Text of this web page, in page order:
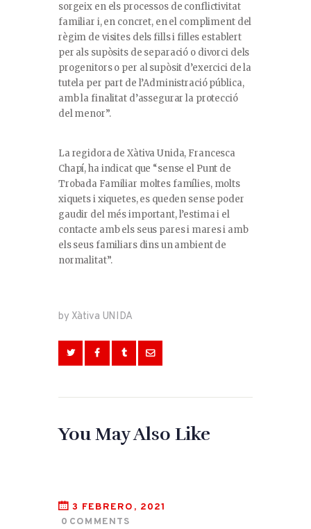
sorgeix en els processos de conflictivitat
familiar i, en concret, en el compliment del
règim de visites dels fills i filles establert
per als supòsits de separació o divorci dels
progenitors o per al supòsit d’exercici de la
tutela per part de l’Administració pública,
amb la finalitat d’assegurar la protecció
del menor”.
La regidora de Xàtiva Unida, Francesca
Chapí, ha indicat que “sense el Punt de
Trobada Familiar moltes famílies, molts
xiquets i xiquetes, es queden sense poder
gaudir del més important, l’estima i el
contacte amb els seus pares i mares i amb
els seus familiars dins un ambient de
normalitat”.
by Xàtiva UNIDA
You May Also Like
3 FEBRERO, 2021
0 COMMENTS